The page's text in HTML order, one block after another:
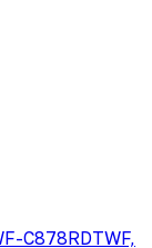
C878RDTWF,